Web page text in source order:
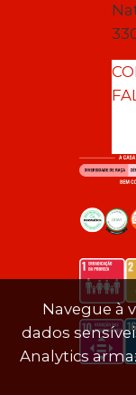
Navegue à
dados
Analytics